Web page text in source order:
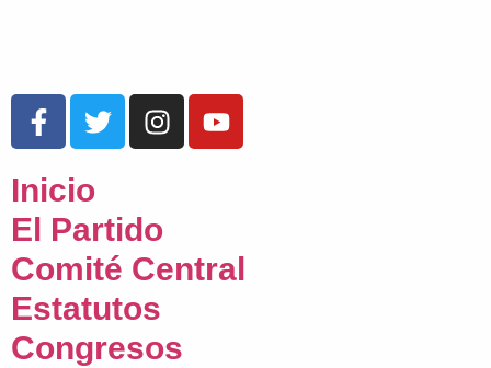
Inicio
El Partido
Comité Central
Estatutos
Congresos